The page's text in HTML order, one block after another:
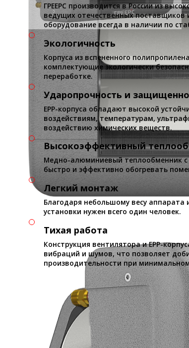
ГРЕЕРС производится в России из
ведущих отечественных поставщиков
оборудование всегда в наличии по
Экологичность
Корпуса из вспененного
комплектующие экологически
переработке.
Ударопрочность и
EPP-корпуса обладают высокой
воздействиям, температурам,
воздействию химических веществ.
Высокоэффективный
Медно-алюминиевый теплообменник
быстро и эффективно обогревать
Легкий монтаж
Благодаря небольшому весу
установки нужен всего один человек.
Тихая работа
Конструкция вентилятора и EPP-
вибраций и шумов, что позволяет
производительности при
Технические данные ГРЕЕРС ВС-
Характеристики
Диапазон тепловых мощностей